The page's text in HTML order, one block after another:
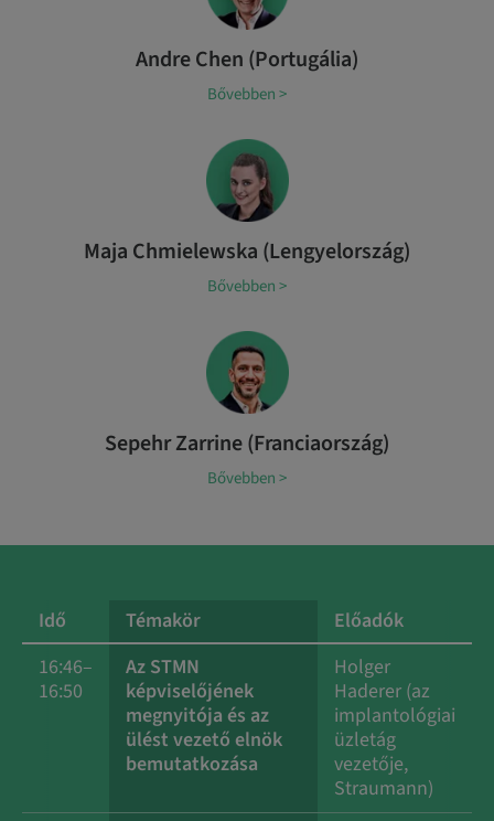
Andre Chen (Portugália)
Bővebben >
Maja Chmielewska (Lengyelország)
Bővebben >
Sepehr Zarrine (Franciaország)
Bővebben >
Idő Témakör
Előadók
16:46–
16:50
Az STMN
képviselőjének
megnyitója és az
ülést vezető elnök
bemutatkozása
Holger
Haderer (az
implantológiai
üzletág
vezetője,
Straumann)